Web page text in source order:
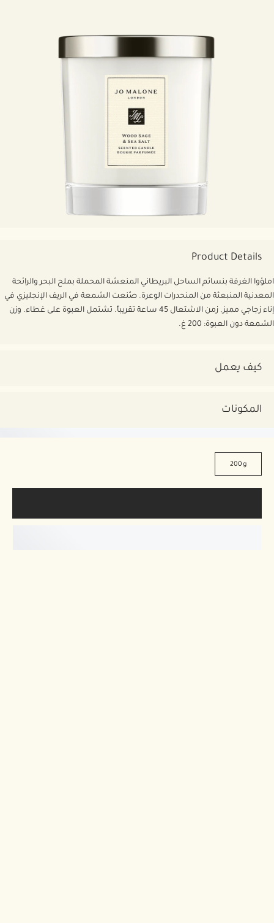
200g
Product Details
املؤوا الغرفة بنسائم الساحل البريطاني المنعشة المحملة بملح البحر والرائحة
المعدنية المنبعثة من المنحدرات الوعرة. صُنعت الشمعة في الريف الإنجليزي في
إناء زجاجي مميز. زمن الاشتعال 45 ساعة تقريباً. تشتمل العبوة على غطاء. وزن
الشمعة دون العبوة: 200 غ.
كيف يعمل
المكونات